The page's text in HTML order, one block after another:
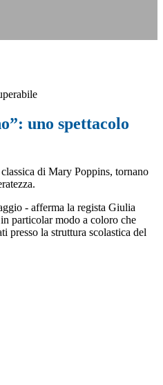
uno spettacolo
di Mary Poppins, tornano
- afferma la regista Giulia
particolar modo a coloro che
presso la struttura scolastica del